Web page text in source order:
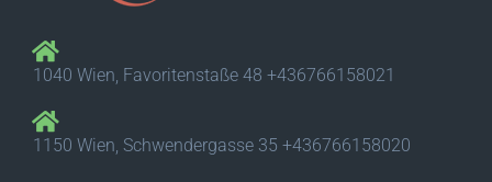
1040 Wien, Favoritenstaße 48 +436766158021
1150 Wien, Schwendergasse 35 +436766158020